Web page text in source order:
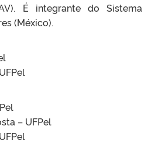
É integrante do Sistema
(México).
– UFPel